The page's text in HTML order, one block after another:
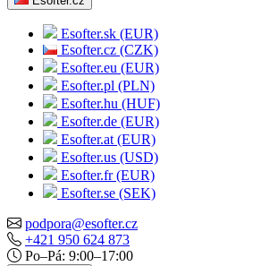
Esofter.sk (EUR)
Esofter.cz (CZK)
Esofter.eu (EUR)
Esofter.pl (PLN)
Esofter.hu (HUF)
Esofter.de (EUR)
Esofter.at (EUR)
Esofter.us (USD)
Esofter.fr (EUR)
Esofter.se (SEK)
podpora@esofter.cz
+421 950 624 873
Po–Pá: 9:00–17:00